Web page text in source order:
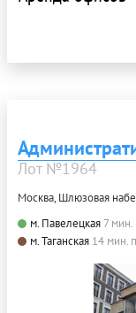
Лот №1964
Москва, Шлюзовая
м. Павелецкая 7
м. Таганская 14 мин.